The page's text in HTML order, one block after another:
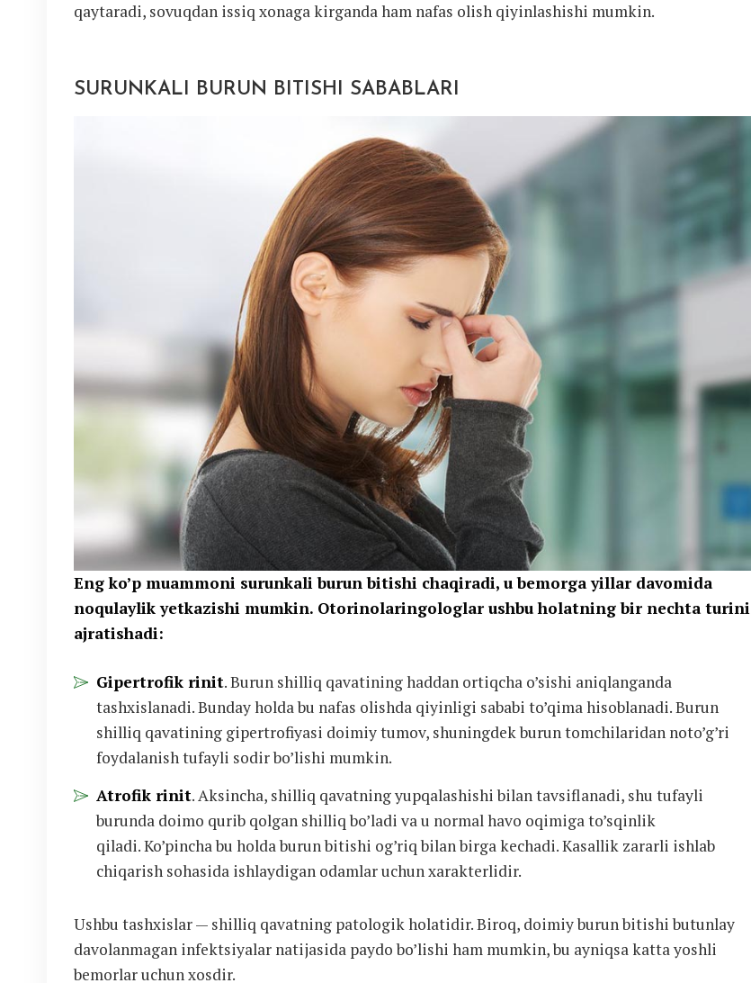
qaytaradi, sovuqdan issiq xonaga kirganda ham nafas olish qiyinlashishi mumkin.
SURUNKALI BURUN BITISHI SABABLARI
Eng ko’p muammoni surunkali burun bitishi chaqiradi, u bemorga yillar davomida
noqulaylik yetkazishi mumkin. Otorinolaringologlar ushbu holatning bir nechta turini
ajratishadi:
Gipertrofik rinit. Burun shilliq qavatining haddan ortiqcha o’sishi aniqlanganda
tashxislanadi. Bunday holda bu nafas olishda qiyinligi sababi to’qima hisoblanadi. Burun
shilliq qavatining gipertrofiyasi doimiy tumov, shuningdek burun tomchilaridan noto’g’ri
foydalanish tufayli sodir bo’lishi mumkin.
Atrofik rinit. Aksincha, shilliq qavatning yupqalashishi bilan tavsiflanadi, shu tufayli
burunda doimo qurib qolgan shilliq bo’ladi va u normal havo oqimiga to’sqinlik
qiladi. Ko’pincha bu holda burun bitishi og’riq bilan birga kechadi. Kasallik zararli ishlab
chiqarish sohasida ishlaydigan odamlar uchun xarakterlidir.
Ushbu tashxislar — shilliq qavatning patologik holatidir. Biroq, doimiy burun bitishi butunlay
davolanmagan infektsiyalar natijasida paydo bo’lishi ham mumkin, bu ayniqsa katta yoshli
bemorlar uchun xosdir.